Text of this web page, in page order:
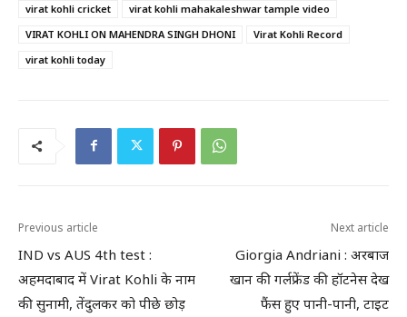
virat kohli cricket
virat kohli mahakaleshwar tample video
VIRAT KOHLI ON MAHENDRA SINGH DHONI
Virat Kohli Record
virat kohli today
Previous article
IND vs AUS 4th test :
अहमदाबाद में Virat Kohli के नाम
की सुनामी, तेंदुलकर को पीछे छोड़
Next article
Giorgia Andriani : अरबाज
खान की गर्लफ्रेंड की हॉटनेस देख
फैंस हुए पानी-पानी, टाइट